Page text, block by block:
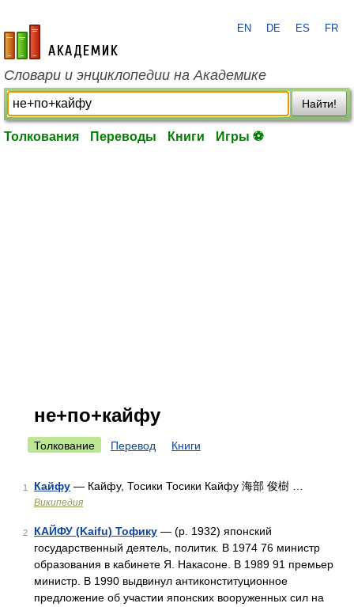
academic.ru
EN DE ES FR
Словари и энциклопедии на Академике
Найти!
Толкования Переводы Книги Игры ⚽
не+по+кайфу
Толкование Перевод Книги
1 Кайфу — Кайфу, Тосики Тосики Кайфу 海部 俊樹 …
Википедия
2 КАЙФУ (Kaifu) Тофику — (р. 1932) японский
государственный деятель, политик. В 1974 76 министр
образования в кабинете Я. Накасоне. В 1989 91 премьер
министр. В 1990 выдвинул антиконституционное
предложение об участии японских вооруженных сил на